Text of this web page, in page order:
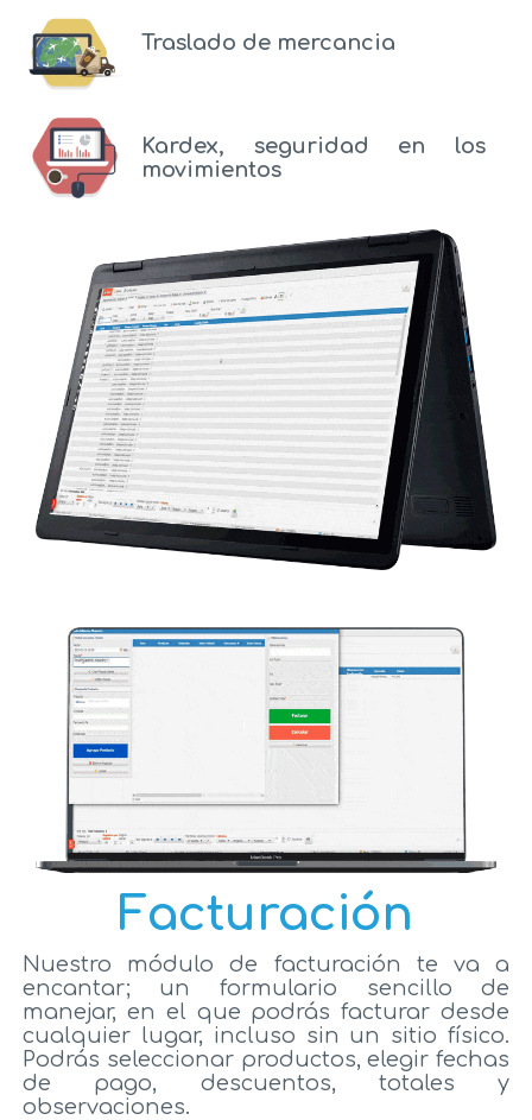
Traslado de mercancia
Kardex, seguridad en los
movimientos
Facturación
Nuestro módulo de facturación te va a
encantar; un formulario sencillo de
manejar, en el que podrás facturar desde
cualquier lugar, incluso sin un sitio físico.
Podrás seleccionar productos, elegir fechas
de pago, descuentos, totales y
observaciones.